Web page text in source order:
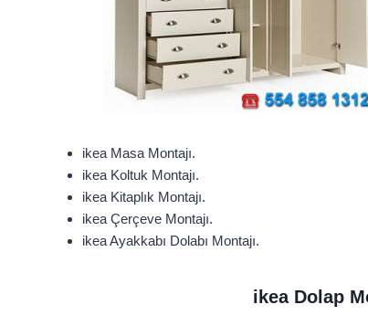
ikea Masa Montajı.
ikea Koltuk Montajı.
ikea Kitaplık Montajı.
ikea Çerçeve Montajı.
ikea Ayakkabı Dolabı Montajı.
ikea Dolap